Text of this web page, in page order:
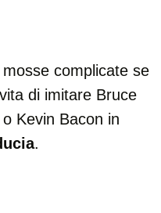
complicate se
di imitare Bruce
Kevin Bacon in
.